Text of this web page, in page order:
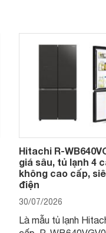
Hitachi R-
giá sâu, tủ lạnh 4
không cao cấp,
điện
30/07/2026
Là mẫu tủ lạnh